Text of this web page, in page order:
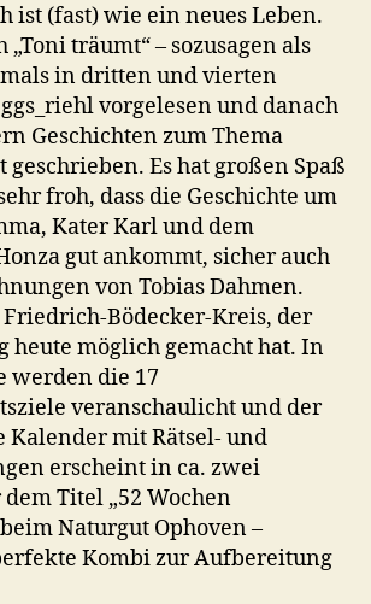
ist (fast) wie ein neues Leben.
„Toni träumt“ – sozusagen als
in dritten und vierten
vorgelesen und danach
Geschichten zum Thema
Es hat großen Spaß
froh, dass die Geschichte um
Kater Karl und dem
gut ankommt, sicher auch
von Tobias Dahmen.
Bödecker-Kreis, der
heute möglich gemacht hat. In
werden die 17
veranschaulicht und der
Kalender mit Rätsel- und
erscheint in ca. zwei
Titel „52 Wochen
Naturgut Ophoven –
Kombi zur Aufbereitung